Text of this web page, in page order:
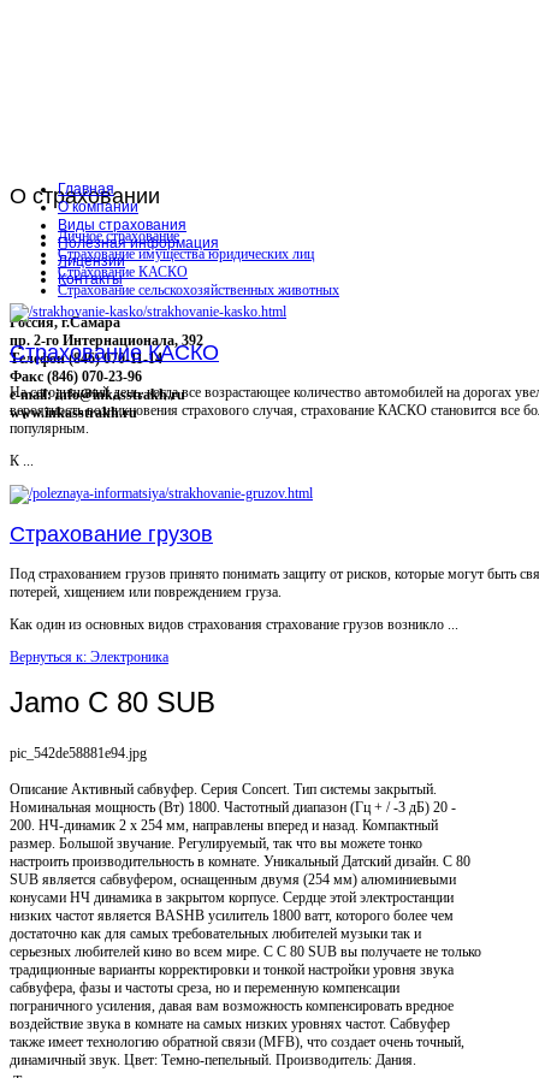
О страховании
Личное страхование
Страхование имущества юридических лиц
Страхование КАСКО
Страхование сельскохозяйственных животных
Россия, г.Самара
пр. 2-го Интернационала, 392
Телефон (846) 070-11-14
Факс (846) 070-23-96
e-mail: info@inkasstrakh.ru
www.inkasstrakh.ru
Главная
О компании
Виды страхования
Полезная информация
Лицензии
Контакты
Страхование КАСКО
На сегодняшний день, когда все возрастающее количество автомобилей на дорогах
вероятность возникновения страхового случая, страхование КАСКО становится все
популярным.
К ...
Страхование грузов
Под страхованием грузов принято понимать защиту от рисков, которые могут быть
потерей, хищением или повреждением груза.
Как один из основных видов страхования страхование грузов возникло ...
Вернуться к: Электроника
Jamo C 80 SUB
pic_542de58881e94.jpg
Описание Активный сабвуфер. Серия Concert. Тип системы закрытый.
Номинальная мощность (Вт) 1800. Частотный диапазон (Гц + / -3 дБ) 20 -
200. НЧ-динамик 2 х 254 мм, направлены вперед и назад. Компактный
размер. Большой звучание. Регулируемый, так что вы можете тонко
настроить производительность в комнате. Уникальный Датский дизайн. С 80
SUB является сабвуфером, оснащенным двумя (254 мм) алюминиевыми
конусами НЧ динамика в закрытом корпусе. Сердце этой электростанции
низких частот является BASHВ усилитель 1800 ватт, которого более чем
достаточно как для самых требовательных любителей музыки так и
серьезных любителей кино во всем мире. С С 80 SUB вы получаете не только
традиционные варианты корректировки и тонкой настройки уровня звука
сабвуфера, фазы и частоты среза, но и переменную компенсации
пограничного усиления, давая вам возможность компенсировать вредное
воздействие звука в комнате на самых низких уровнях частот. Сабвуфер
также имеет технологию обратной связи (MFB), что создает очень точный,
динамичный звук. Цвет: Темно-пепельный. Производитель: Дания.